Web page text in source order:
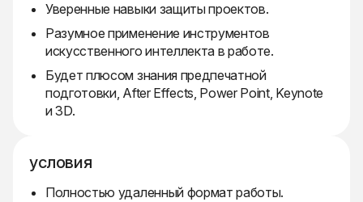
Уверенные навыки защиты проектов.
Разумное применение инструментов
искусственного интеллекта в работе.
Будет плюсом знания предпечатной
подготовки, After Effects, Power Point, Keynote
и 3D.
условия
Полностью удаленный формат работы.